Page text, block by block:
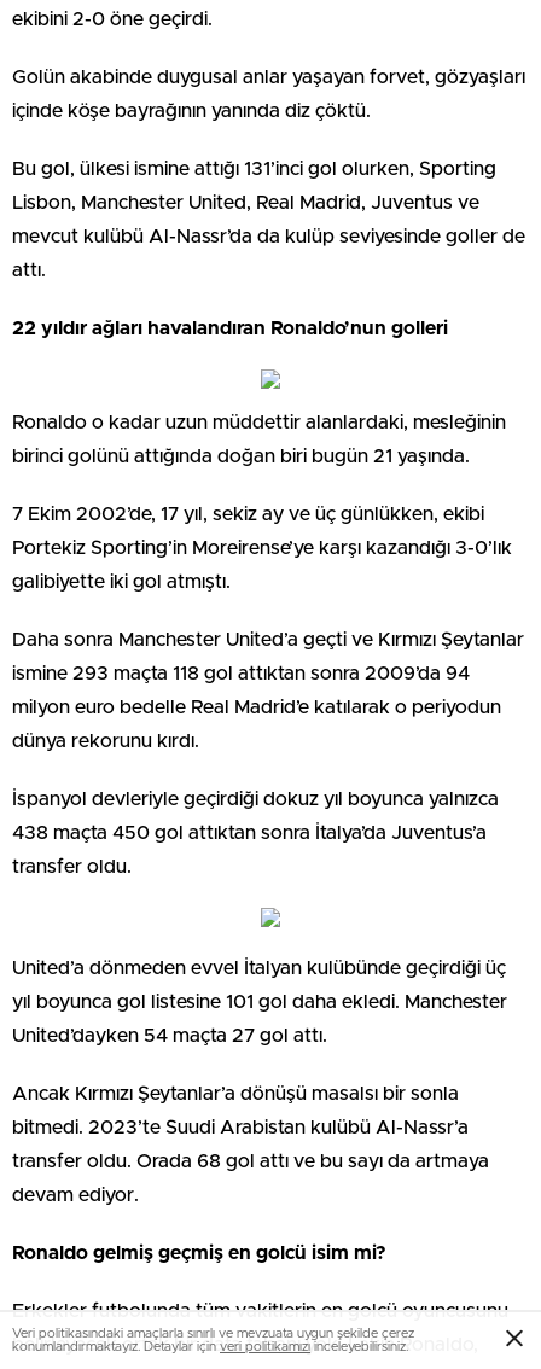
ekibini 2-0 öne geçirdi.
Golün akabinde duygusal anlar yaşayan forvet, gözyaşları
içinde köşe bayrağının yanında diz çöktü.
Bu gol, ülkesi ismine attığı 131’inci gol olurken, Sporting
Lisbon, Manchester United, Real Madrid, Juventus ve
mevcut kulübü Al-Nassr’da da kulüp seviyesinde goller de
attı.
22 yıldır ağları havalandıran Ronaldo’nun golleri
Ronaldo o kadar uzun müddettir alanlardaki, mesleğinin
birinci golünü attığında doğan biri bugün 21 yaşında.
7 Ekim 2002’de, 17 yıl, sekiz ay ve üç günlükken, ekibi
Portekiz Sporting’in Moreirense’ye karşı kazandığı 3-0’lık
galibiyette iki gol atmıştı.
Daha sonra Manchester United’a geçti ve Kırmızı Şeytanlar
ismine 293 maçta 118 gol attıktan sonra 2009’da 94
milyon euro bedelle Real Madrid’e katılarak o periyodun
dünya rekorunu kırdı.
İspanyol devleriyle geçirdiği dokuz yıl boyunca yalnızca
438 maçta 450 gol attıktan sonra İtalya’da Juventus’a
transfer oldu.
United’a dönmeden evvel İtalyan kulübünde geçirdiği üç
yıl boyunca gol listesine 101 gol daha ekledi. Manchester
United’dayken 54 maçta 27 gol attı.
Ancak Kırmızı Şeytanlar’a dönüşü masalsı bir sonla
bitmedi. 2023’te Suudi Arabistan kulübü Al-Nassr’a
transfer oldu. Orada 68 gol attı ve bu sayı da artmaya
devam ediyor.
Ronaldo gelmiş geçmiş en golcü isim mi?
Erkekler futbolunda tüm vakitlerin en golcü oyuncusunu
belirleyecek ortak bir data tabanı yok. Lakin Ronaldo,
Veri politikasındaki amaçlarla sınırlı ve mevzuata uygun şekilde çerez
konumlandırmaktayız. Detaylar için veri politikamızı inceleyebilirsiniz.